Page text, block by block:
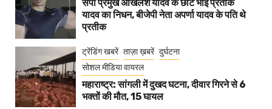
सपा प्रमुख अखिलेश यादव के छोटे भाई प्रतीक
यादव का निधन, बीजेपी नेता अपर्णा यादव के पति थे
प्रतीक
ट्रेंडिंग खबरें ताज़ा ख़बरें दुर्घटना
सोशल मीडिया वायरल
महाराष्ट्र: सांगली में दुखद घटना, दीवार गिरने से 6
भक्तों की मौत, 15 घायल